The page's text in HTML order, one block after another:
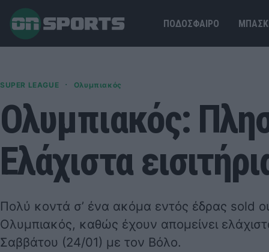
ΠΟΔΟΣΦΑΙΡΟ
SUPER LEAGUE · Ολυμπιακός
Ολυμπιακός:
Ελάχιστα
Πολύ κοντά σ’ ένα ακόμα εντός έδρας sold
Ολυμπιακός, καθώς έχουν απομείνει
Σαββάτου (24/01) με τον Βόλο.